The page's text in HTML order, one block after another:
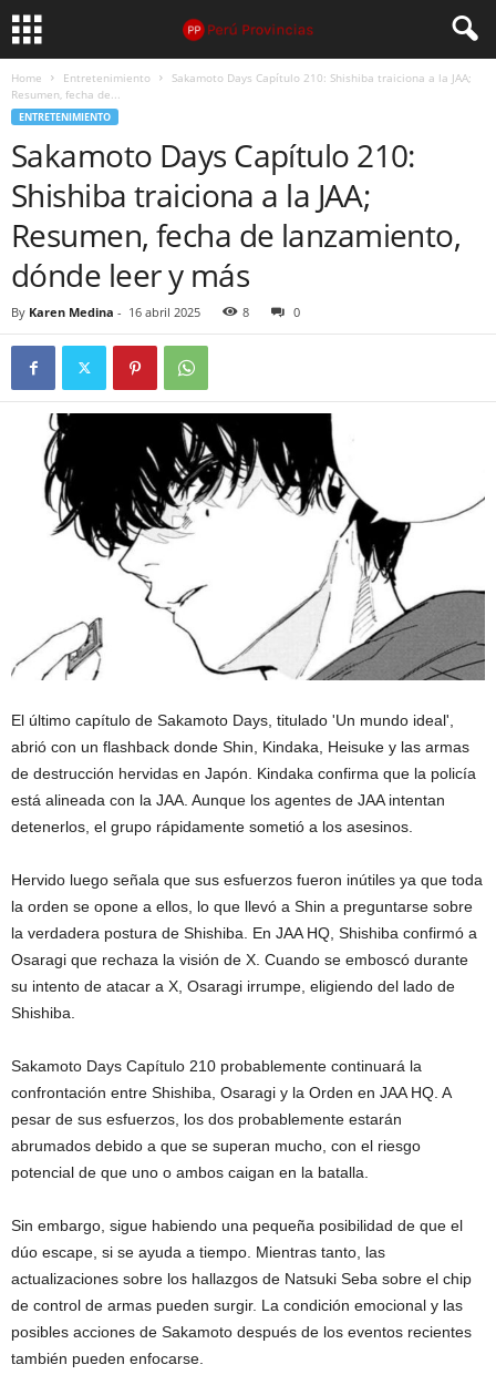
Home Entretenimiento
Sakamoto Days Capítulo 210: Shishiba traiciona a la JAA;
Resumen, fecha de...
ENTRETENIMIENTO
Sakamoto Days Capítulo 210:
Shishiba traiciona a la JAA;
Resumen, fecha de lanzamiento,
dónde leer y más
By Karen Medina - 16 abril 2025 8 0
El último capítulo de Sakamoto Days, titulado 'Un mundo ideal',
abrió con un flashback donde Shin, Kindaka, Heisuke y las armas
de destrucción hervidas en Japón. Kindaka confirma que la policía
está alineada con la JAA. Aunque los agentes de JAA intentan
detenerlos, el grupo rápidamente sometió a los asesinos.
Hervido luego señala que sus esfuerzos fueron inútiles ya que toda
la orden se opone a ellos, lo que llevó a Shin a preguntarse sobre
la verdadera postura de Shishiba. En JAA HQ, Shishiba confirmó a
Osaragi que rechaza la visión de X. Cuando se emboscó durante
su intento de atacar a X, Osaragi irrumpe, eligiendo del lado de
Shishiba.
Sakamoto Days Capítulo 210 probablemente continuará la
confrontación entre Shishiba, Osaragi y la Orden en JAA HQ. A
pesar de sus esfuerzos, los dos probablemente estarán
abrumados debido a que se superan mucho, con el riesgo
potencial de que uno o ambos caigan en la batalla.
Sin embargo, sigue habiendo una pequeña posibilidad de que el
dúo escape, si se ayuda a tiempo. Mientras tanto, las
actualizaciones sobre los hallazgos de Natsuki Seba sobre el chip
de control de armas pueden surgir. La condición emocional y las
posibles acciones de Sakamoto después de los eventos recientes
también pueden enfocarse.